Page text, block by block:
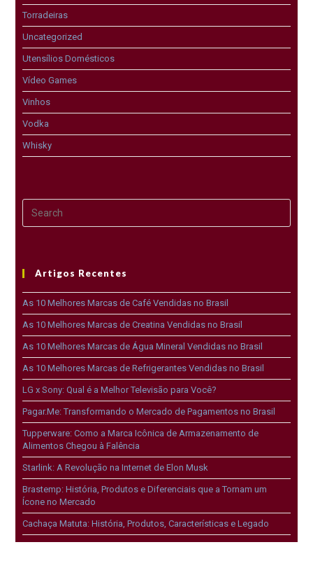
Torradeiras
Uncategorized
Utensílios Domésticos
Vídeo Games
Vinhos
Vodka
Whisky
Artigos Recentes
As 10 Melhores Marcas de Café Vendidas no Brasil
As 10 Melhores Marcas de Creatina Vendidas no Brasil
As 10 Melhores Marcas de Água Mineral Vendidas no Brasil
As 10 Melhores Marcas de Refrigerantes Vendidas no Brasil
LG x Sony: Qual é a Melhor Televisão para Você?
Pagar.Me: Transformando o Mercado de Pagamentos no Brasil
Tupperware: Como a Marca Icônica de Armazenamento de
Alimentos Chegou à Falência
Starlink: A Revolução na Internet de Elon Musk
Brastemp: História, Produtos e Diferenciais que a Tornam um
Ícone no Mercado
Cachaça Matuta: História, Produtos, Características e Legado